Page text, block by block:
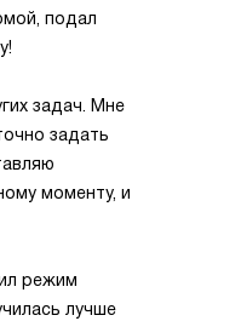
подал
задач. Мне
задать
моменту, и
режим
лучше